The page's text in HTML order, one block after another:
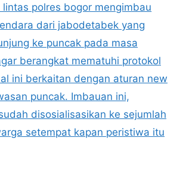
lintas polres bogor mengimbau
dari jabodetabek yang
ke puncak pada masa
berangkat mematuhi protokol
ini berkaitan dengan aturan new
puncak. Imbauan ini,
disosialisasikan ke sejumlah
setempat kapan peristiwa itu